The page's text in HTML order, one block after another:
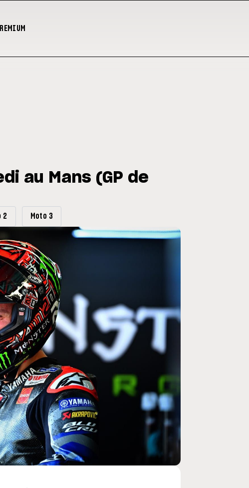
et vise un retour en
MOTOGP/ MOTO GP
Doublé Trackhouse en Sprint
au Mans (GP de
2 Moto 3